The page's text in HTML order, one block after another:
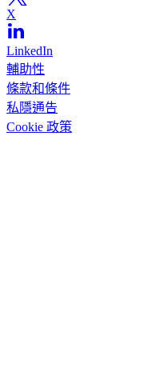
X
LinkedIn
輔助性
條款和條件
私隱通告
Cookie 政策